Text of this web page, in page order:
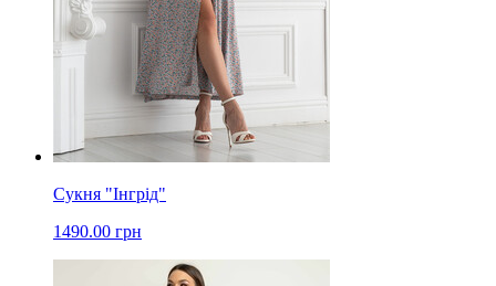
Сукня "Інгрід"
1490.00 грн